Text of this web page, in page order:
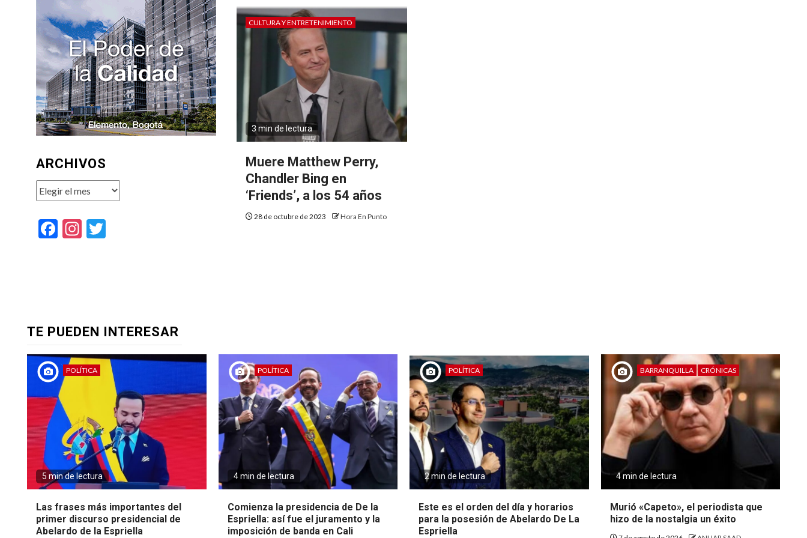
CULTURA Y ENTRETENIMIENTO
3 min de lectura
Muere Matthew Perry,
Chandler Bing en
‘Friends’, a los 54 años
28 de octubre de 2023 Hora En Punto
ARCHIVOS
Archivos
Facebook
Instagram
TE PUEDEN INTERESAR
POLÍTICA
5 min de lectura
Las frases más importantes del
primer discurso presidencial de
Abelardo de la Espriella
POLÍTICA
4 min de lectura
Comienza la presidencia de De la
Espriella: así fue el juramento y la
imposición de banda en Cali
POLÍTICA
2 min de lectura
Este es el orden del día y horarios
para la posesión de Abelardo De La
Espriella
BARRANQUILLA CRÓNICAS
4 min de lectura
Murió «Capeto», el periodista que
hizo de la nostalgia un éxito